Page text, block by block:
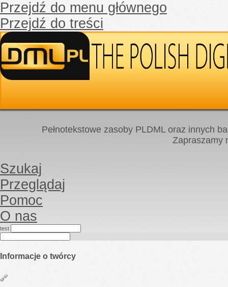
Przejdź do menu głównego
Przejdź do treści
Pełnotekstowe zasoby PLDML oraz innych
Zapraszamy
Szukaj
Przeglądaj
Pomoc
O nas
test
Informacje o twórcy